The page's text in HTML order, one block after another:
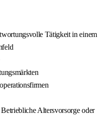
Tätigkeit in einem
Altersvorsorge oder